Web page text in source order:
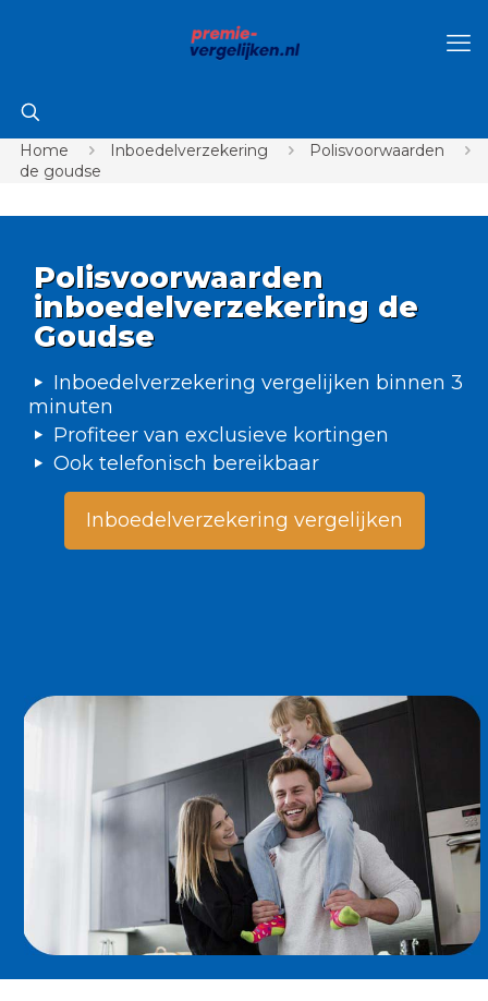
Home Inboedelverzekering
Polisvoorwaarden
de goudse
Polisvoorwaarden
inboedelverzekering de
Goudse
Inboedelverzekering vergelijken binnen 3
minuten
Profiteer van exclusieve kortingen
Ook telefonisch bereikbaar
Inboedelverzekering vergelijken